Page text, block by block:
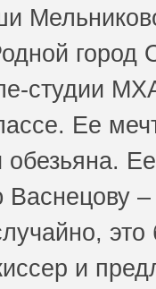
город
студии
Ее
обезьяна.
и